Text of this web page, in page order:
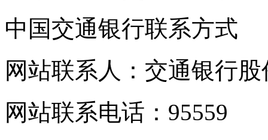
中国交通银行联系方式
网站联系人：交通银行
网站联系电话：95559